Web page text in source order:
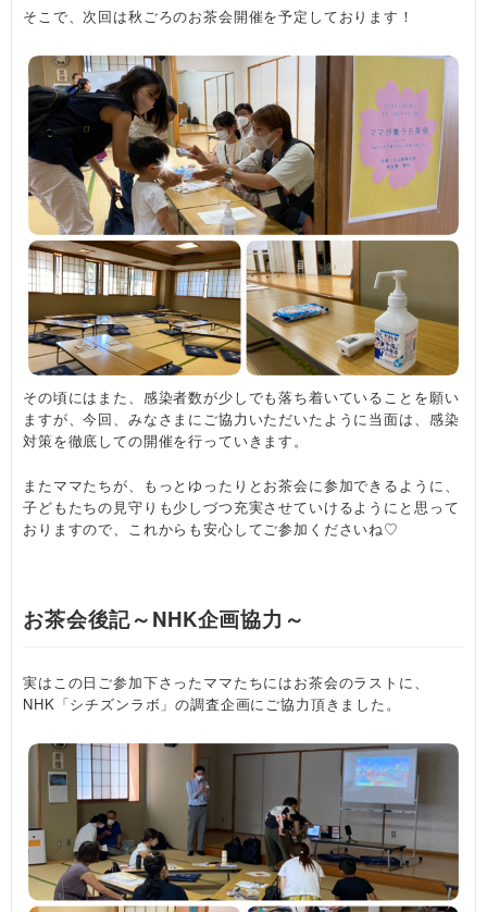
そこで、次回は秋ごろのお茶会開催を予定しております！
その頃にはまた、感染者数が少しでも落ち着いていることを願い
ますが、今回、みなさまにご協力いただいたように当面は、感染
対策を徹底しての開催を行っていきます。
またママたちが、もっとゆったりとお茶会に参加できるように、
子どもたちの見守りも少しづつ充実させていけるようにと思って
おりますので、これからも安心してご参加くださいね♡
お茶会後記～NHK企画協力～
実はこの日ご参加下さったママたちにはお茶会のラストに、
NHK「シチズンラボ」の調査企画にご協力頂きました。